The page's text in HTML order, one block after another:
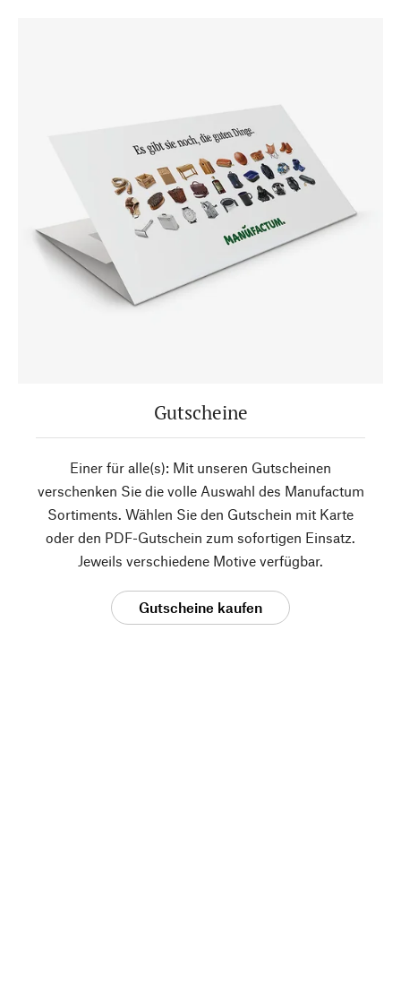
Gutscheine
Einer für alle(s): Mit unseren Gutscheinen
verschenken Sie die volle Auswahl des Manufactum
Sortiments. Wählen Sie den Gutschein mit Karte
oder den PDF-Gutschein zum sofortigen Einsatz.
Jeweils verschiedene Motive verfügbar.
Gutscheine kaufen